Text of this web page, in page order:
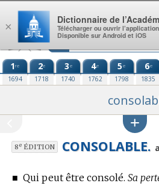
Aller au contenu
1re
1694
2e
1718
3e
1740
4e
1762
5e
1798
6e
1835
8eÉDITION CONSOLABLE.
■ Qui peut être consolé. Sa
×
Dictionnaire de
Télécharger ou ouvrir l’application
Disponible sur Android et iOS